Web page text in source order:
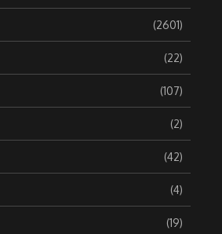
(2601)
(22)
(107)
(2)
(42)
(4)
(19)